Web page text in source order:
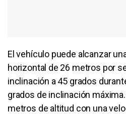
El vehículo puede alcanzar
horizontal de 26 metros por
inclinación a 45 grados
grados de inclinación
metros de altitud con una